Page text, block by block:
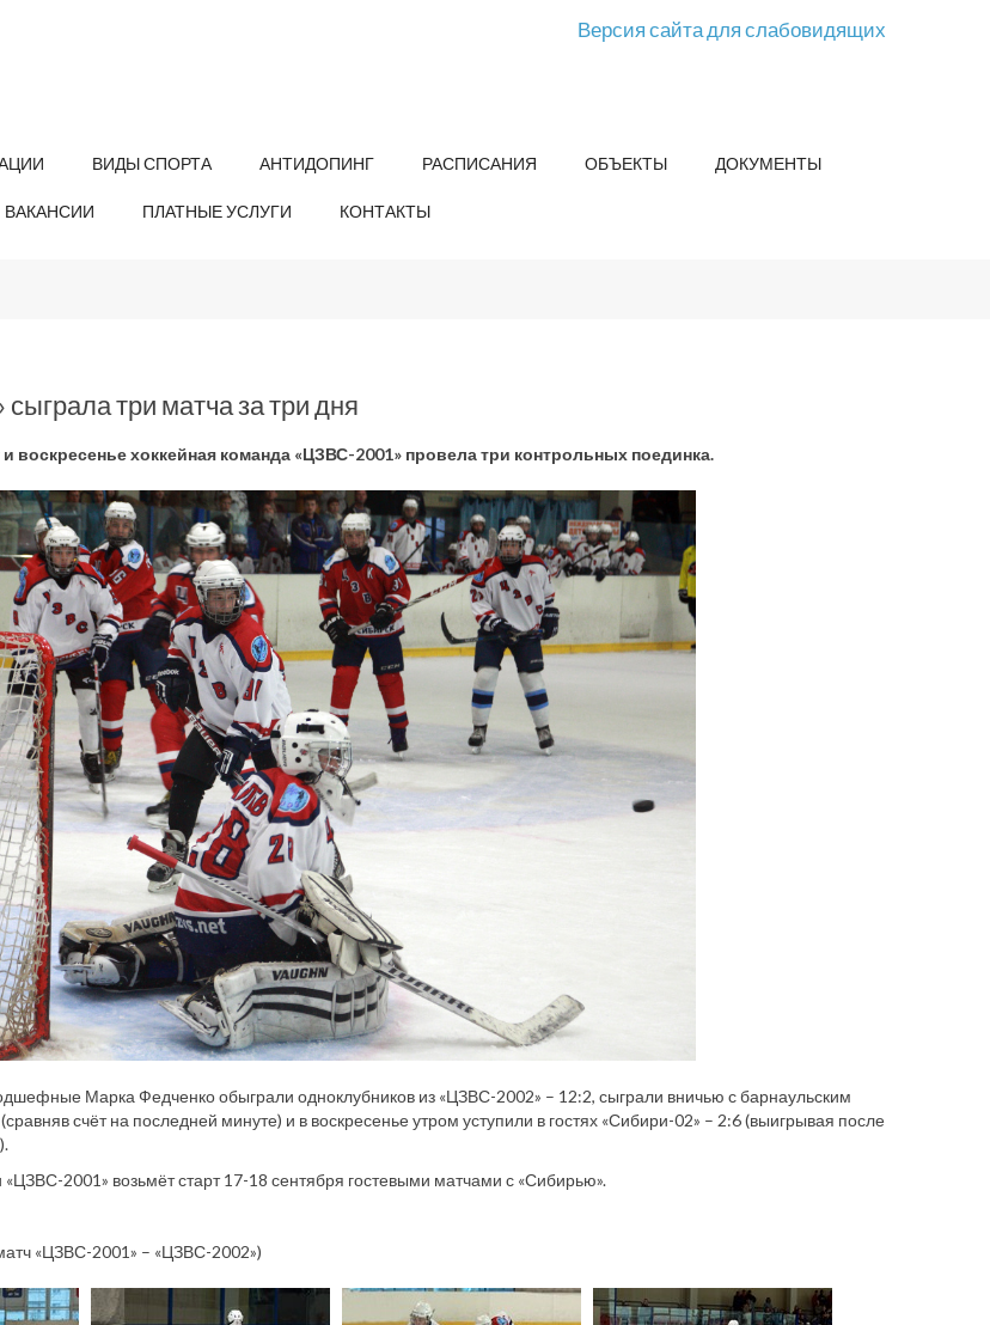
Версия сайта для слабовидящих
ВИДЫ СПОРТА АНТИДОПИНГ РАСПИСАНИЯ ОБЪЕКТЫ ДОКУМЕНТЫ
ВАКАНСИИ ПЛАТНЫЕ УСЛУГИ КОНТАКТЫ
три матча за три дня
и воскресенье хоккейная команда «ЦЗВС-2001» провела три контрольных поединка.
Марка Федченко обыграли одноклубников из «ЦЗВС-2002» – 12:2, сыграли вничью с барнаульским
счёт на последней минуте) и в воскресенье утром уступили в гостях «Сибири-02» – 2:6 (выигрывая после
«ЦЗВС-2001» возьмёт старт 17-18 сентября гостевыми матчами с «Сибирью».
«ЦЗВС-2001» – «ЦЗВС-2002»)